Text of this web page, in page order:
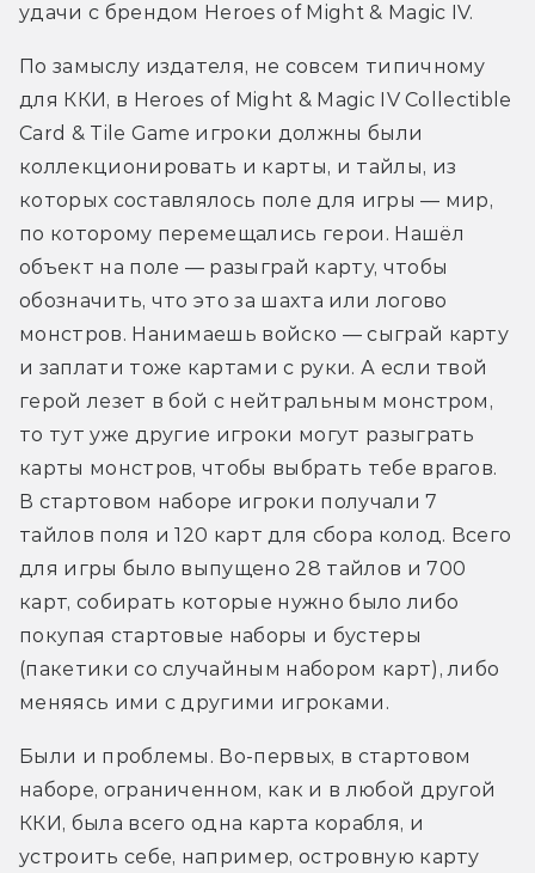
удачи с брендом Heroes of Might & Magic IV.
По замыслу издателя, не совсем типичному
для ККИ, в Heroes of Might & Magic IV Collectible
Card & Tile Game игроки должны были
коллекционировать и карты, и тайлы, из
которых составлялось поле для игры — мир,
по которому перемещались герои. Нашёл
объект на поле — разыграй карту, чтобы
обозначить, что это за шахта или логово
монстров. Нанимаешь войско — сыграй карту
и заплати тоже картами с руки. А если твой
герой лезет в бой с нейтральным монстром,
то тут уже другие игроки могут разыграть
карты монстров, чтобы выбрать тебе врагов.
В стартовом наборе игроки получали 7
тайлов поля и 120 карт для сбора колод. Всего
для игры было выпущено 28 тайлов и 700
карт, собирать которые нужно было либо
покупая стартовые наборы и бустеры
(пакетики со случайным набором карт), либо
меняясь ими с другими игроками.
Были и проблемы. Во-первых, в стартовом
наборе, ограниченном, как и в любой другой
ККИ, была всего одна карта корабля, и
устроить себе, например, островную карту